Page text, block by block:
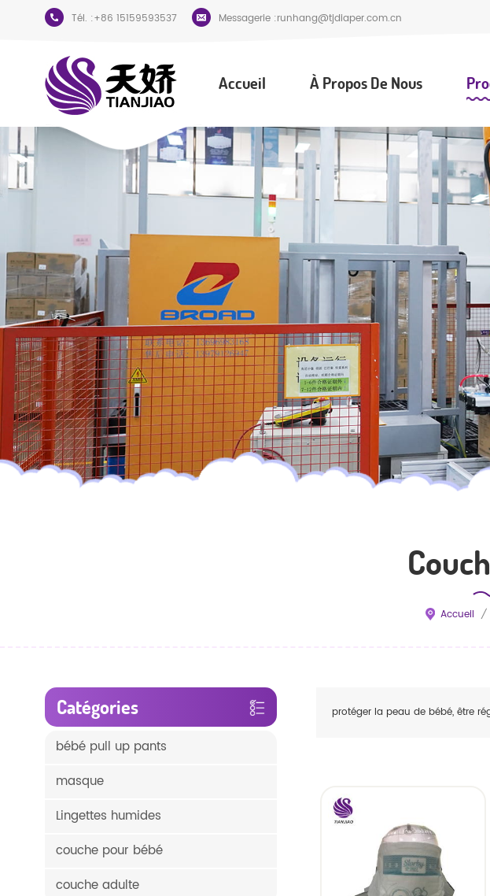
Tél. :+86 15159593537 Messagerie :runhang@tjdiaper.com.cn
Accueil À Propos De Nous
Accueil /
protéger la peau de bébé, être
Catégories
bébé pull up pants
masque
Lingettes humides
couche pour bébé
couche adulte